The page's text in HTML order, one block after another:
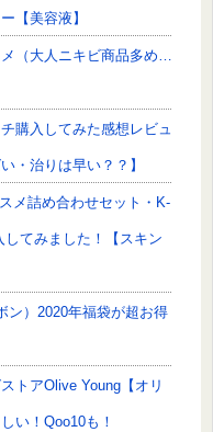
【美容液】
（大人ニキビ商品多め…
購入してみた感想レビュ
・治りは早い？？】
メ詰め合わせセット・K-
てみました！【スキン
ン）2020年福袋が超お得
トアOlive Young【オリ
い！Qoo10も！